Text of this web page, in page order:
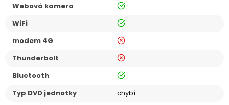
Webová kamera
ano
WiFi
ano
modem 4G
ne
Thunderbolt
ne
Bluetooth
ano
Typ DVD jednotky
chybí